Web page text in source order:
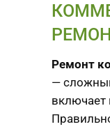
Ремонт
—
включает